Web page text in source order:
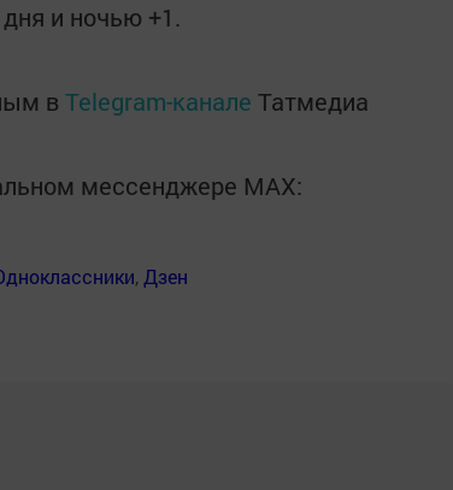
и ночью +1.
в Telegram-канале Татмедиа
мессенджере MАХ:
, Дзен